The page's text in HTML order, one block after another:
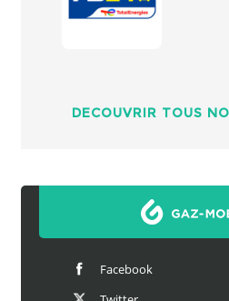
DECOUVRIR TOUS
Facebook